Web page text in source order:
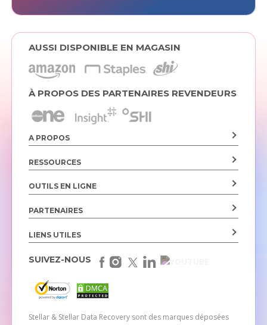
AUSSI DISPONIBLE EN MAGASIN
À PROPOS DES PARTENAIRES REVENDEURS
A PROPOS
RESSOURCES
OUTILS EN LIGNE
PARTENAIRES
LIENS UTILES
Stellar & Stellar Data Recovery sont des marques déposées
SUIVEZ-NOUS